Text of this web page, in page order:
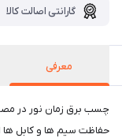
گارانتی اصالت کالا
معرفی
چسب برق زمان نور در
حفاظت سیم ها و كابل